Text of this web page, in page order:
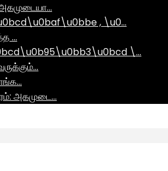
, \u0…
…
\…
அகமுடை…